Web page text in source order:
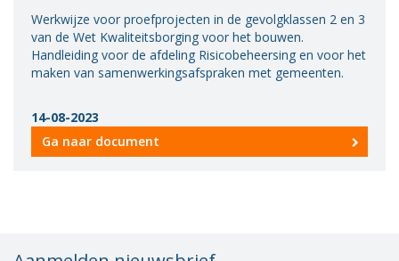
Werkwijze voor proefprojecten in de gevolgklassen 2 en 3
van de Wet Kwaliteitsborging voor het bouwen.
Handleiding voor de afdeling Risicobeheersing en voor het
maken van samenwerkingsafspraken met gemeenten.
14-08-2023
Ga naar document